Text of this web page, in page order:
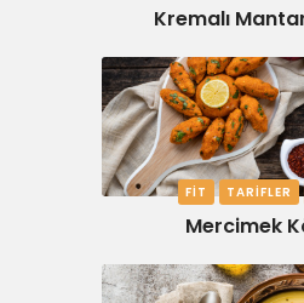
Kremalı
FIT TARIFLER
Mercimek